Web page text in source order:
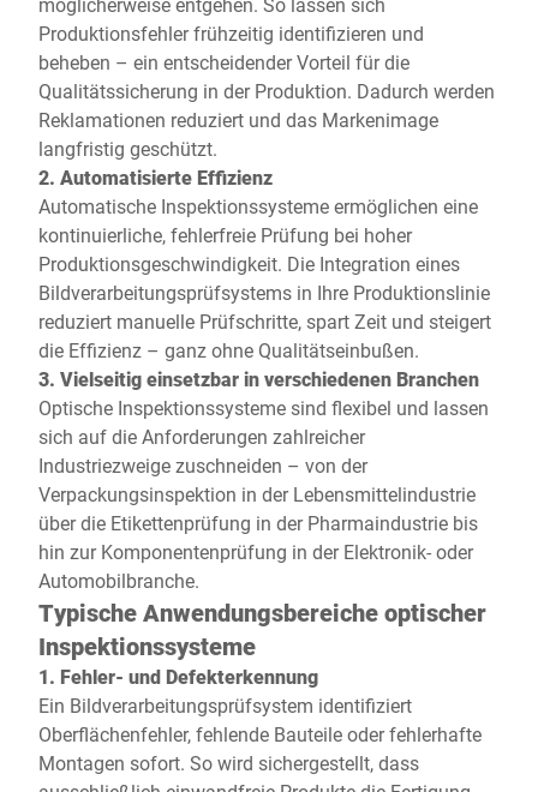
Produktionsfehler frühzeitig identifizieren und
beheben – ein entscheidender Vorteil für die
Qualitätssicherung in der Produktion. Dadurch werden
Reklamationen reduziert und das Markenimage
langfristig geschützt.
2. Automatisierte Effizienz
Automatische Inspektionssysteme ermöglichen eine
kontinuierliche, fehlerfreie Prüfung bei hoher
Produktionsgeschwindigkeit. Die Integration eines
Bildverarbeitungsprüfsystems in Ihre Produktionslinie
reduziert manuelle Prüfschritte, spart Zeit und steigert
die Effizienz – ganz ohne Qualitätseinbußen.
3. Vielseitig einsetzbar in verschiedenen Branchen
Optische Inspektionssysteme sind flexibel und lassen
sich auf die Anforderungen zahlreicher
Industriezweige zuschneiden – von der
Verpackungsinspektion in der Lebensmittelindustrie
über die Etikettenprüfung in der Pharmaindustrie bis
hin zur Komponentenprüfung in der Elektronik- oder
Automobilbranche.
Typische Anwendungsbereiche optischer
Inspektionssysteme
1. Fehler- und Defekterkennung
Ein Bildverarbeitungsprüfsystem identifiziert
Oberflächenfehler, fehlende Bauteile oder fehlerhafte
Montagen sofort. So wird sichergestellt, dass